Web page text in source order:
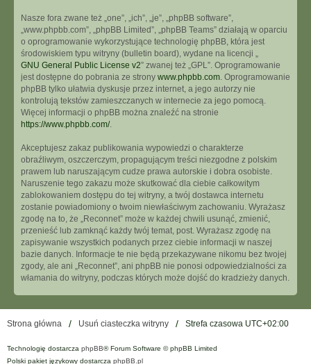
Nasze fora zwane też „one”, „ich”, „je”, „phpBB software”,
„www.phpbb.com”, „phpBB Limited”, „phpBB Teams” działają w oparciu
o oprogramowanie wykorzystujące technologię phpBB, która jest
środowiskiem typu witryny (bulletin board), wydane na licencji „
GNU General Public License v2” zwanej też „GPL”. Oprogramowanie
jest dostępne do pobrania ze strony www.phpbb.com. Oprogramowanie
phpBB tylko ułatwia dyskusje przez internet, a jego autorzy nie
kontrolują tekstów zamieszczanych w internecie za jego pomocą.
Więcej informacji o phpBB można znaleźć na stronie
https://www.phpbb.com/.
Akceptujesz zakaz publikowania wypowiedzi o charakterze
obraźliwym, oszczerczym, propagującym treści niezgodne z polskim
prawem lub naruszającym cudze prawa autorskie i dobra osobiste.
Naruszenie tego zakazu może skutkować dla ciebie całkowitym
zablokowaniem dostępu do tej witryny, a twój dostawca internetu
zostanie powiadomiony o twoim niewłaściwym zachowaniu. Wyrażasz
zgodę na to, że „Reconnet” może w każdej chwili usunąć, zmienić,
przenieść lub zamknąć każdy twój temat, post. Wyrażasz zgodę na
zapisywanie wszystkich podanych przez ciebie informacji w naszej
bazie danych. Informacje te nie będą przekazywane nikomu bez twojej
zgody, ale ani „Reconnet”, ani phpBB nie ponosi odpowiedzialności za
włamania do witryny, podczas których może dojść do kradzieży danych.
Strona główna Usuń ciasteczka witryny Strefa czasowa UTC+02:00
Technologię dostarcza phpBB® Forum Software © phpBB Limited
Polski pakiet językowy dostarcza phpBB.pl